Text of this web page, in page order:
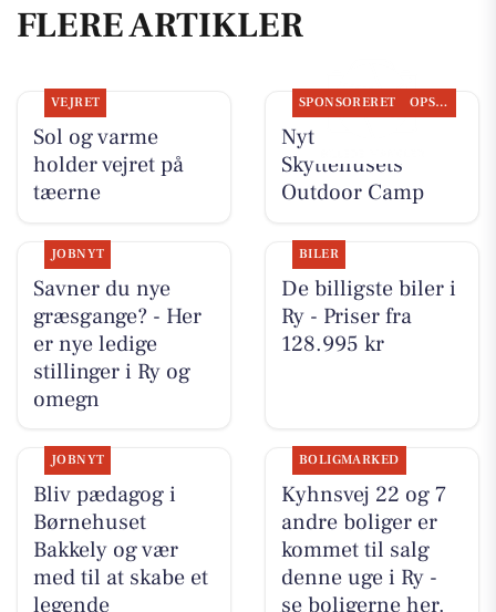
FLERE ARTIKLER
VEJRET
Sol og varme
holder vejret på
tæerne
SPONSORERET OPSLAGSTAVLEN
Nyt fra
Skyttehusets
Outdoor Camp
JOBNYT
Savner du nye
græsgange? - Her
er nye ledige
stillinger i Ry og
omegn
BILER
De billigste biler i
Ry - Priser fra
128.995 kr
JOBNYT
Bliv pædagog i
Børnehuset
Bakkely og vær
med til at skabe et
legende
BOLIGMARKED
Kyhnsvej 22 og 7
andre boliger er
kommet til salg
denne uge i Ry -
se boligerne her.